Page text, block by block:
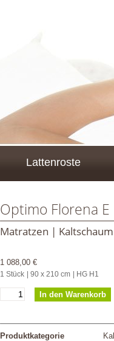
Lattenroste
Optimo Florena
Matratzen |
1 088,00 €
1 Stück | 90 x 210 cm | HG H1
Produktkategorie